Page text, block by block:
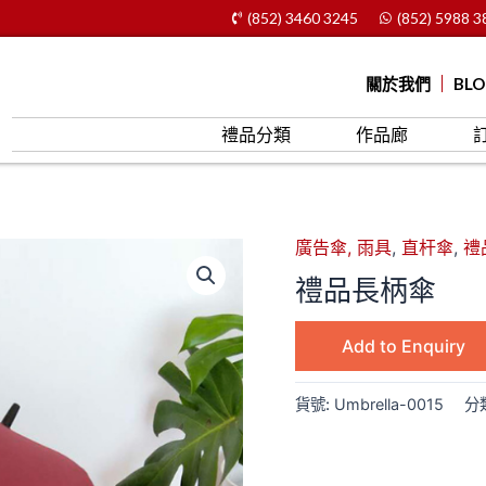
(852) 3460 3245 (852) 5988
關於我們
禮品分類 作品廊
廣告傘, 雨具, 直杆傘, 禮
禮品長柄傘
Add to Enquiry
貨號: Umbrella-0015 分